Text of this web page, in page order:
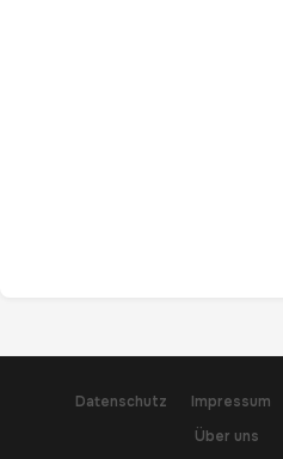
Datenschutz Impressum
Über uns